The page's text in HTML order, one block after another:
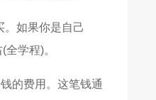
。如果你是自己
学程)。
的费用。这笔钱通